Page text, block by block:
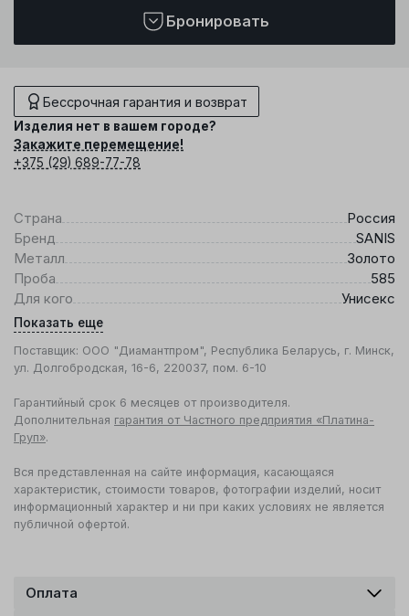
Бронировать
Бессрочная гарантия и возврат
Изделия нет в вашем городе?
Закажите перемещение!
+375 (29) 689-77-78
Страна
Россия
Бренд
SANIS
Металл
Золото
Проба
585
Для кого
Унисекс
Показать еще
Поставщик: ООО "Диамантпром", Республика Беларусь, г. Минск,
ул. Долгобродская, 16-6, 220037, пом. 6-10
Гарантийный срок 6 месяцев от производителя.
Дополнительная гарантия от Частного предприятия «Платина-
Груп».
Вся представленная на сайте информация, касающаяся
характеристик, стоимости товаров, фотографии изделий, носит
информационный характер и ни при каких условиях не является
публичной офертой.
Оплата